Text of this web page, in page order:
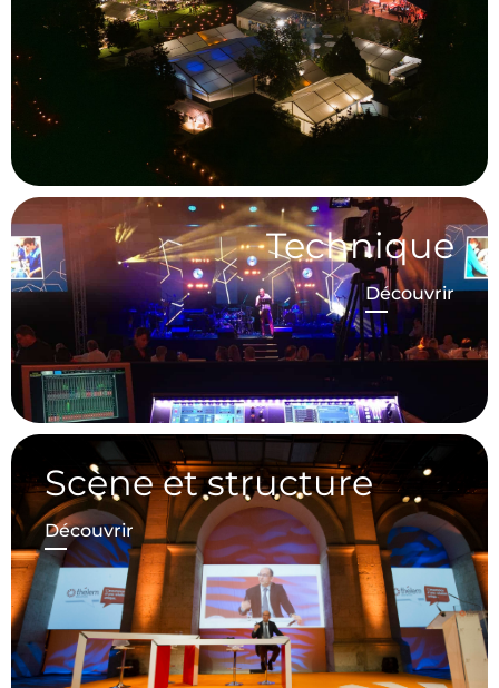
Technique
Découvrir
Scène et structure
Découvrir